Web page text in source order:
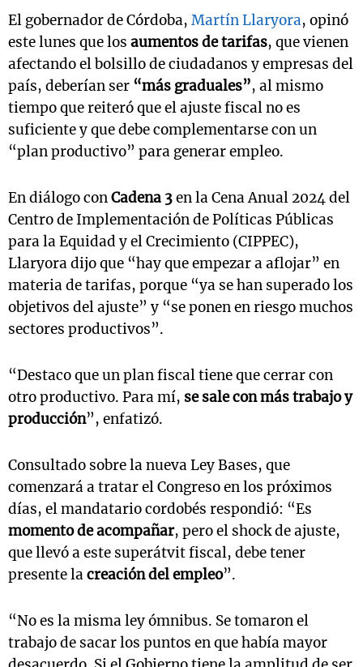
El gobernador de Córdoba, Martín Llaryora, opinó
este lunes que los aumentos de tarifas, que vienen
afectando el bolsillo de ciudadanos y empresas del
país, deberían ser “más graduales”, al mismo
tiempo que reiteró que el ajuste fiscal no es
suficiente y que debe complementarse con un
“plan productivo” para generar empleo.
En diálogo conCadena 3en la Cena Anual 2024 del
Centro de Implementación de Políticas Públicas
para la Equidad y el Crecimiento (CIPPEC),
Llaryora dijo que “hay que empezar a aflojar” en
materia de tarifas, porque “ya se han superado los
objetivos del ajuste” y “se ponen en riesgo muchos
sectores productivos”.
“Destaco que un plan fiscal tiene que cerrar con
otro productivo. Para mí, se sale con más trabajo y
producción”, enfatizó.
Consultado sobre la nueva Ley Bases, que
comenzará a tratar el Congreso en los próximos
días, el mandatario cordobés respondió: “Es
momento de acompañar, pero el shock de ajuste,
que llevó a este superátvit fiscal, debe tener
presente lacreación del empleo”.
“No es la misma ley ómnibus. Se tomaron el
trabajo de sacar los puntos en que había mayor